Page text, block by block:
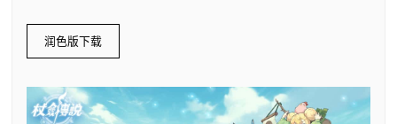
润色版下载